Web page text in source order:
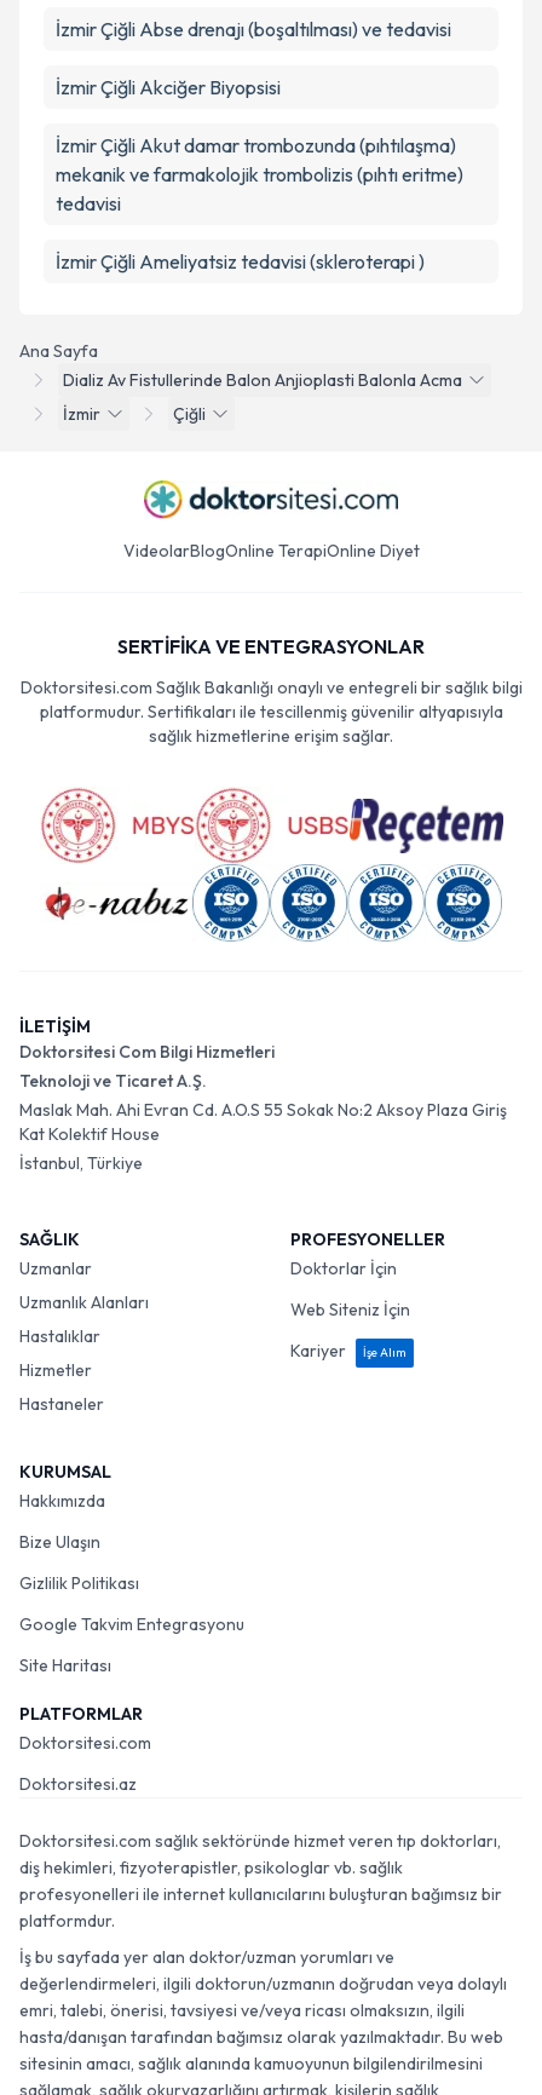
Ana Sayfa
Dializ Av Fistullerinde Balon Anjioplasti Balonla Acma
İzmir
Çiğli
İzmir Çiğli Abse drenajı (boşaltılması) ve tedavisi
İzmir Çiğli Akciğer Biyopsisi
İzmir Çiğli Akut damar trombozunda (pıhtılaşma)
mekanik ve farmakolojik trombolizis (pıhtı eritme)
tedavisi
İzmir Çiğli Ameliyatsiz tedavisi (skleroterapi )
VideolarBlogOnline TerapiOnline Diyet
SERTİFİKA VE ENTEGRASYONLAR
Doktorsitesi.com Sağlık Bakanlığı onaylı ve entegreli bir sağlık bilgi
platformudur. Sertifikaları ile tescillenmiş güvenilir altyapısıyla
sağlık hizmetlerine erişim sağlar.
İLETİŞİM
Doktorsitesi Com Bilgi Hizmetleri
Teknoloji ve Ticaret A.Ş.
Maslak Mah. Ahi Evran Cd. A.O.S 55 Sokak No:2 Aksoy Plaza Giriş
Kat Kolektif House
İstanbul, Türkiye
SAĞLIK
Uzmanlar
Uzmanlık Alanları
Hastalıklar
Hizmetler
Hastaneler
PROFESYONELLER
Doktorlar İçin
Web Siteniz İçin
Kariyer
İşe Alım
KURUMSAL
Hakkımızda
Bize Ulaşın
Gizlilik Politikası
Google Takvim Entegrasyonu
Site Haritası
PLATFORMLAR
Doktorsitesi.com
Doktorsitesi.az
Doktorsitesi.com sağlık sektöründe hizmet veren tıp doktorları,
diş hekimleri, fizyoterapistler, psikologlar vb. sağlık
profesyonelleri ile internet kullanıcılarını buluşturan bağımsız bir
platformdur.
İş bu sayfada yer alan doktor/uzman yorumları ve
değerlendirmeleri, ilgili doktorun/uzmanın doğrudan veya dolaylı
emri, talebi, önerisi, tavsiyesi ve/veya ricası olmaksızın, ilgili
hasta/danışan tarafından bağımsız olarak yazılmaktadır. Bu web
sitesinin amacı, sağlık alanında kamuoyunun bilgilendirilmesini
sağlamak, sağlık okuryazarlığını artırmak, kişilerin sağlık